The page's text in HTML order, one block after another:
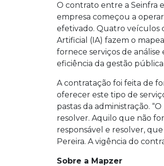
O contrato entre a Seinfra
empresa começou a
efetivado. Quatro veículos
Artificial (IA) fazem o
fornece serviços de
eficiência da gestão
A contratação foi feita de
oferecer este tipo de
pastas da administração.
resolver. Aquilo que não
responsável e resolver,
Pereira. A vigência do
Sobre a Mapzer